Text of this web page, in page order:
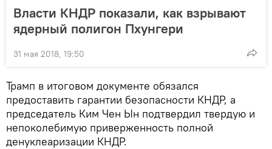
Власти КНДР показали, как взрывают
ядерный полигон Пхунгери
31 мая 2018, 19:50
Трамп в итоговом документе обязался
предоставить гарантии безопасности КНДР, а
председатель Ким Чен Ын подтвердил твердую и
непоколебимую приверженность полной
денуклеаризации КНДР.